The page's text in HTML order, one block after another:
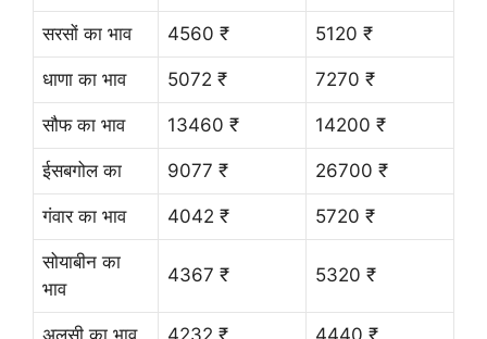
सरसों का भाव 4560 ₹ 5120 ₹
धाणा का भाव 5072 ₹ 7270 ₹
सौफ का भाव 13460 ₹ 14200 ₹
ईसबगोल का 9077 ₹ 26700 ₹
गंवार का भाव 4042 ₹ 5720 ₹
सोयाबीन का
भाव
4367 ₹ 5320 ₹
अलसी का भाव 4232 ₹ 4440 ₹